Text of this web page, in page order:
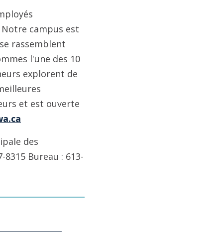
campus est
rassemblent
l'une des 10
explorent de
et est ouverte
des
Bureau : 613-